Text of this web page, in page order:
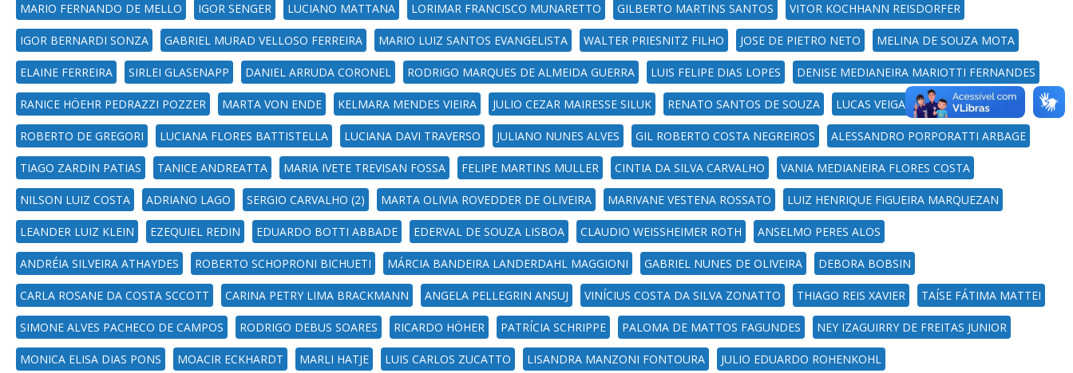
MARIO FERNANDO DE MELLO IGOR SENGER LUCIANO MATTANA LORIMAR FRANCISCO MUNARETTO GILBERTO MARTINS SANTOS VITOR KOCHHANN REISDORFER
IGOR BERNARDI SONZA GABRIEL MURAD VELLOSO FERREIRA MARIO LUIZ SANTOS EVANGELISTA WALTER PRIESNITZ FILHO JOSE DE PIETRO NETO MELINA DE SOUZA MOTA
ELAINE FERREIRA SIRLEI GLASENAPP DANIEL ARRUDA CORONEL RODRIGO MARQUES DE ALMEIDA GUERRA LUIS FELIPE DIAS LOPES DENISE MEDIANEIRA MARIOTTI FERNANDES
RANICE HÖEHR PEDRAZZI POZZER MARTA VON ENDE KELMARA MENDES VIEIRA JULIO CEZAR MAIRESSE SILUK RENATO SANTOS DE SOUZA LUCAS VEIGA AVILA
ROBERTO DE GREGORI LUCIANA FLORES BATTISTELLA LUCIANA DAVI TRAVERSO JULIANO NUNES ALVES GIL ROBERTO COSTA NEGREIROS ALESSANDRO PORPORATTI ARBAGE
TIAGO ZARDIN PATIAS TANICE ANDREATTA MARIA IVETE TREVISAN FOSSA FELIPE MARTINS MULLER CINTIA DA SILVA CARVALHO VANIA MEDIANEIRA FLORES COSTA
NILSON LUIZ COSTA ADRIANO LAGO SERGIO CARVALHO (2) MARTA OLIVIA ROVEDDER DE OLIVEIRA MARIVANE VESTENA ROSSATO LUIZ HENRIQUE FIGUEIRA MARQUEZAN
LEANDER LUIZ KLEIN EZEQUIEL REDIN EDUARDO BOTTI ABBADE EDERVAL DE SOUZA LISBOA CLAUDIO WEISSHEIMER ROTH ANSELMO PERES ALOS
ANDRÉIA SILVEIRA ATHAYDES ROBERTO SCHOPRONI BICHUETI MÁRCIA BANDEIRA LANDERDAHL MAGGIONI GABRIEL NUNES DE OLIVEIRA DEBORA BOBSIN
CARLA ROSANE DA COSTA SCCOTT CARINA PETRY LIMA BRACKMANN ANGELA PELLEGRIN ANSUJ VINÍCIUS COSTA DA SILVA ZONATTO THIAGO REIS XAVIER TAÍSE FÁTIMA MATTEI
SIMONE ALVES PACHECO DE CAMPOS RODRIGO DEBUS SOARES RICARDO HÖHER PATRÍCIA SCHRIPPE PALOMA DE MATTOS FAGUNDES NEY IZAGUIRRY DE FREITAS JUNIOR
MONICA ELISA DIAS PONS MOACIR ECKHARDT MARLI HATJE LUIS CARLOS ZUCATTO LISANDRA MANZONI FONTOURA JULIO EDUARDO ROHENKOHL